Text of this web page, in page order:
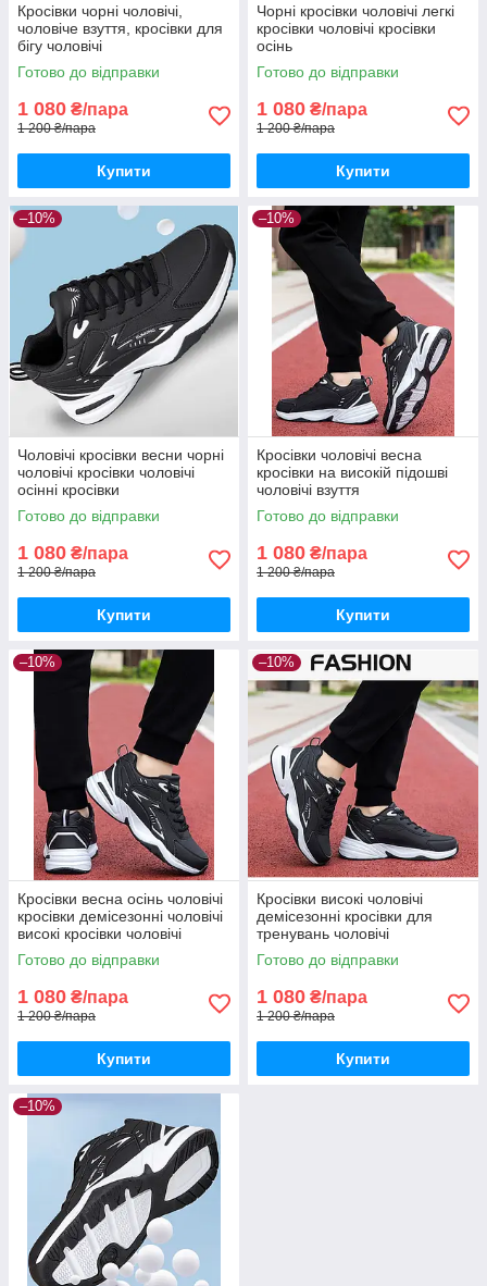
Кросівки чорні чоловічі,
чоловіче взуття, кросівки для
бігу чоловічі
Готово до відправки
1 080 ₴/пара
1 200 ₴/пара
Купити
Чорні кросівки чоловічі легкі
кросівки чоловічі кросівки
осінь
Готово до відправки
1 080 ₴/пара
1 200 ₴/пара
Купити
–10%
Чоловічі кросівки весни чорні
чоловічі кросівки чоловічі
осінні кросівки
Готово до відправки
1 080 ₴/пара
1 200 ₴/пара
Купити
–10%
Кросівки чоловічі весна
кросівки на високій підошві
чоловічі взуття
Готово до відправки
1 080 ₴/пара
1 200 ₴/пара
Купити
–10%
Кросівки весна осінь чоловічі
кросівки демісезонні чоловічі
високі кросівки чоловічі
Готово до відправки
1 080 ₴/пара
1 200 ₴/пара
Купити
–10%
Кросівки високі чоловічі
демісезонні кросівки для
тренувань чоловічі
Готово до відправки
1 080 ₴/пара
1 200 ₴/пара
Купити
–10%